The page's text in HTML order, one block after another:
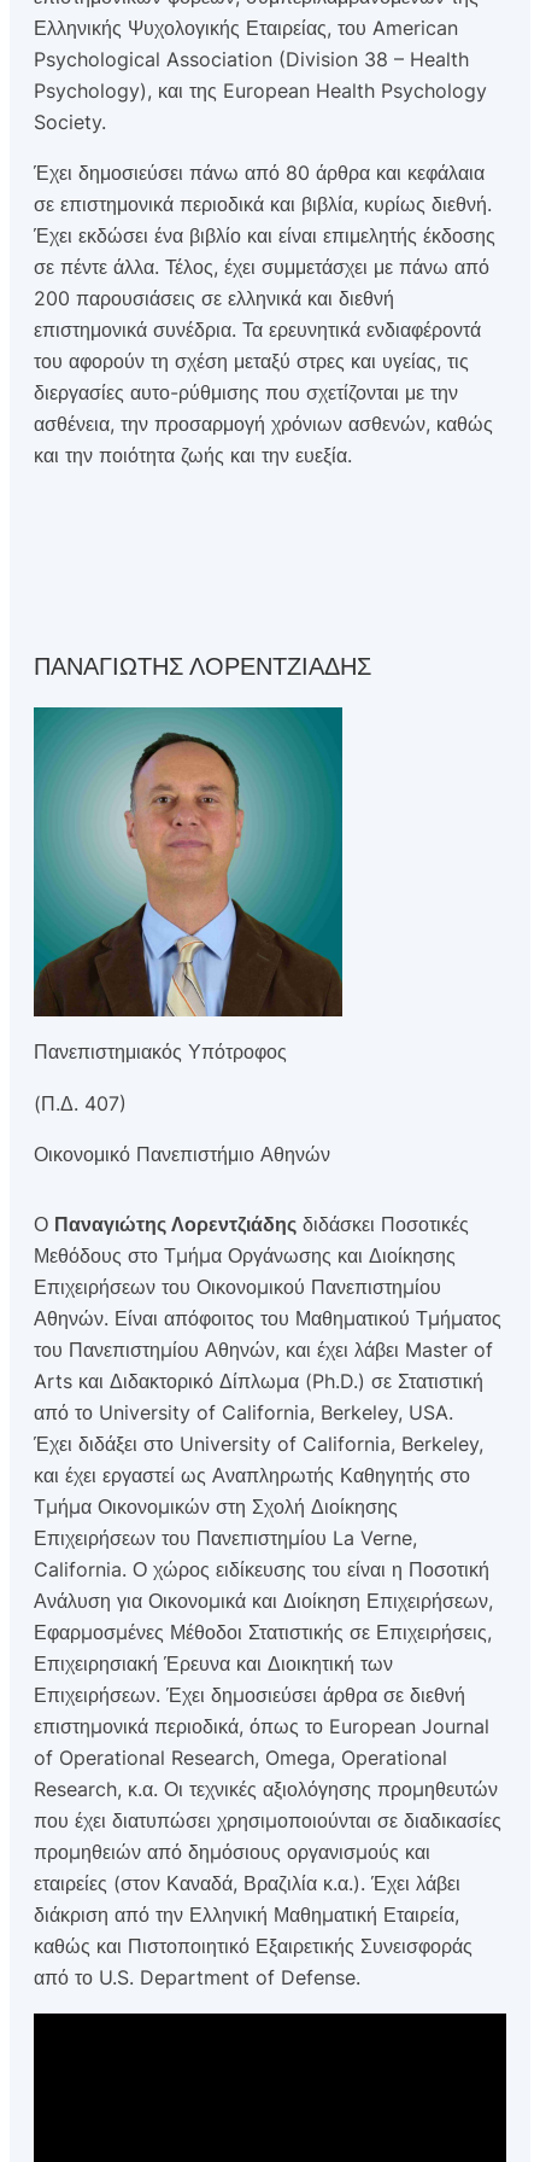
Ελληνικής Ψυχολογικής Εταιρείας, του American
Psychological Association (Division 38 – Health
Psychology), και της European Health Psychology
Society.
Έχει δημοσιεύσει πάνω από 80 άρθρα και κεφάλαια
σε επιστημονικά περιοδικά και βιβλία, κυρίως διεθνή.
Έχει εκδώσει ένα βιβλίο και είναι επιμελητής έκδοσης
σε πέντε άλλα. Τέλος, έχει συμμετάσχει με πάνω από
200 παρουσιάσεις σε ελληνικά και διεθνή
επιστημονικά συνέδρια. Τα ερευνητικά ενδιαφέροντά
του αφορούν τη σχέση μεταξύ στρες και υγείας, τις
διεργασίες αυτο-ρύθμισης που σχετίζονται με την
ασθένεια, την προσαρμογή χρόνιων ασθενών, καθώς
και την ποιότητα ζωής και την ευεξία.
ΠΑΝΑΓΙΩΤΗΣ ΛΟΡΕΝΤΖΙΑΔΗΣ
Πανεπιστημιακός Υπότροφος
(Π.Δ. 407)
Οικονομικό Πανεπιστήμιο Αθηνών
Ο Παναγιώτης Λορεντζιάδης διδάσκει Ποσοτικές
Μεθόδους στο Τµήµα Οργάνωσης και Διοίκησης
Επιχειρήσεων του Οικονοµικού Πανεπιστηµίου
Αθηνών. Είναι απόφοιτος του Μαθηµατικού Τµήµατος
του Πανεπιστηµίου Αθηνών, και έχει λάβει Master of
Arts και Διδακτορικό Δίπλωµα (Ph.D.) σε Στατιστική
από το University of California, Berkeley, USA.
Έχει διδάξει στο University of California, Berkeley,
και έχει εργαστεί ως Αναπληρωτής Καθηγητής στο
Τµήµα Οικονοµικών στη Σχολή Διοίκησης
Επιχειρήσεων του Πανεπιστηµίου La Verne,
California. Ο χώρος ειδίκευσης του είναι η Ποσοτική
Ανάλυση για Οικονοµικά και Διοίκηση Επιχειρήσεων,
Εφαρµοσµένες Μέθοδοι Στατιστικής σε Επιχειρήσεις,
Επιχειρησιακή Έρευνα και Διοικητική των
Επιχειρήσεων. Έχει δηµοσιεύσει άρθρα σε διεθνή
επιστηµονικά περιοδικά, όπως το European Journal
of Operational Research, Omega, Operational
Research, κ.α. Οι τεχνικές αξιολόγησης προµηθευτών
που έχει διατυπώσει χρησιµοποιούνται σε διαδικασίες
προµηθειών από δηµόσιους οργανισµούς και
εταιρείες (στον Καναδά, Βραζιλία κ.α.). Έχει λάβει
διάκριση από την Ελληνική Μαθηµατική Εταιρεία,
καθώς και Πιστοποιητικό Εξαιρετικής Συνεισφοράς
από το U.S. Department of Defense.